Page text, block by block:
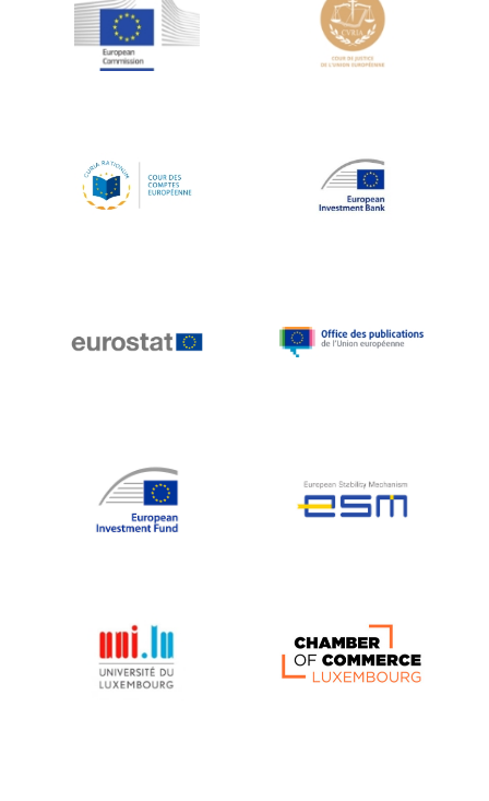
Jean-Louis Schiltz
Jean-Victor Louis
Johnny Åkerholm
Katharien L.C. Hunt
Klaus-Heiner Lehne
Koen LENAERTS
Lars Heikensten
Lucas Papademos
Máire Geoghegan-Quinn